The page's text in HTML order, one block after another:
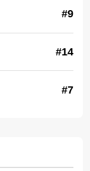
#9
#14
#7